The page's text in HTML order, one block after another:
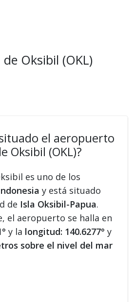
Oksibil (OKL)
el aeropuerto
Oksibil (OKL)?
es uno de los
y está situado
de Isla Oksibil-Papua.
el aeropuerto se halla en
y la longitud: 140.6277° y
sobre el nivel del mar